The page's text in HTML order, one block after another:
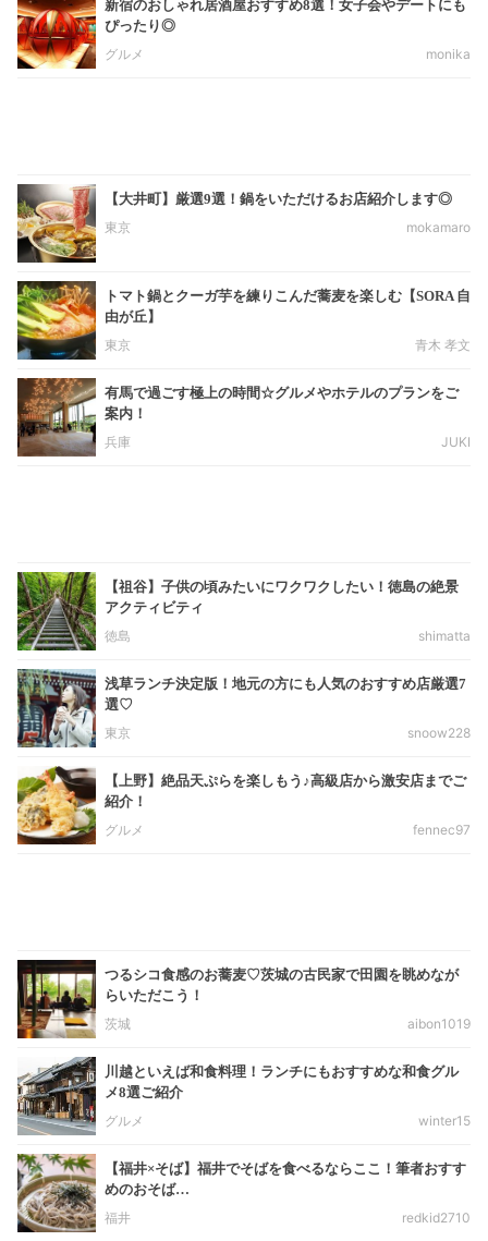
新宿のおしゃれ居酒屋おすすめ8選！女子会やデートにも
ぴったり◎
グルメ
monika
【大井町】厳選9選！鍋をいただけるお店紹介します◎
東京
mokamaro
トマト鍋とクーガ芋を練りこんだ蕎麦を楽しむ【SORA 自
由が丘】
東京
青木 孝文
有馬で過ごす極上の時間☆グルメやホテルのプランをご
案内！
兵庫
JUKI
【祖谷】子供の頃みたいにワクワクしたい！徳島の絶景
アクティビティ
徳島
shimatta
浅草ランチ決定版！地元の方にも人気のおすすめ店厳選7
選♡
東京
snoow228
【上野】絶品天ぷらを楽しもう♪高級店から激安店までご
紹介！
グルメ
fennec97
つるシコ食感のお蕎麦♡茨城の古民家で田園を眺めなが
らいただこう！
茨城
aibon1019
川越といえば和食料理！ランチにもおすすめな和食グル
メ8選ご紹介
グルメ
winter15
【福井×そば】福井でそばを食べるならここ！筆者おすす
めのおそば…
福井
redkid2710